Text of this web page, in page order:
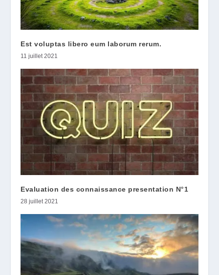
Est voluptas libero eum laborum rerum.
11 juillet 2021
Evaluation des connaissance presentation N°1
28 juillet 2021